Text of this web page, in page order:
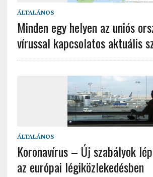
ÁLTALÁNOS
Minden egy helyen az uniós
vírussal kapcsolatos aktuális
ÁLTALÁNOS
Koronavírus – Új szabályok
az európai légiközlekedésben